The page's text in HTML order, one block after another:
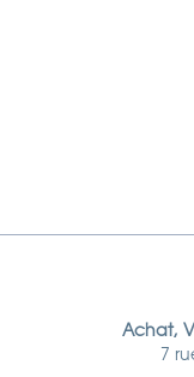
Achat,
7